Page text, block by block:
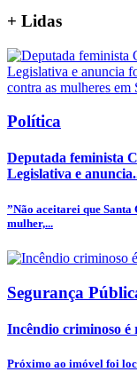
+ Lidas
Política
Deputada feminista
Legislativa e
”Não aceitarei que
mulher,...
Segurança
Incêndio criminoso é
Próximo ao imóvel foi